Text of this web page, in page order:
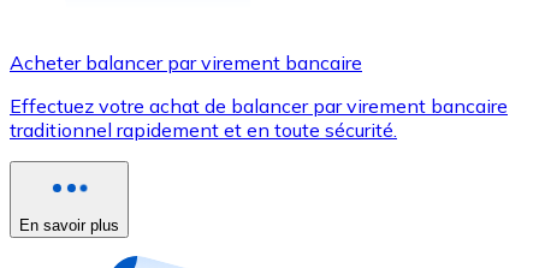
Utilisez les cartes Visa et Mastercard pour acheter
Acheter avec carte
Nouveau
Acheter balancer par virement bancaire
Effectuez votre achat de balancer par virement bancaire
traditionnel rapidement et en toute sécurité.
En savoir plus